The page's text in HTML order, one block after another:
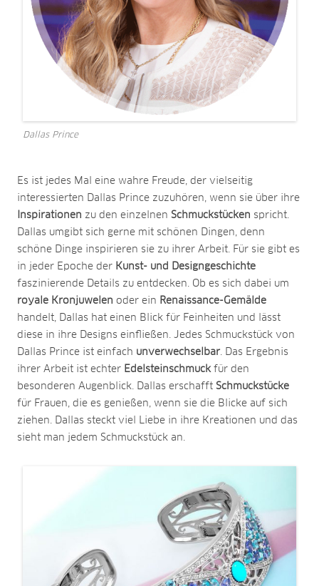
Dallas Prince
Es ist jedes Mal eine wahre Freude, der vielseitig
interessierten Dallas Prince zuzuhören, wenn sie über ihre
Inspirationen zu den einzelnen Schmuckstücken spricht.
Dallas umgibt sich gerne mit schönen Dingen, denn
schöne Dinge inspirieren sie zu ihrer Arbeit. Für sie gibt es
in jeder Epoche der Kunst- und Designgeschichte
faszinierende Details zu entdecken. Ob es sich dabei um
royale Kronjuwelen oder ein Renaissance-Gemälde
handelt, Dallas hat einen Blick für Feinheiten und lässt
diese in ihre Designs einfließen. Jedes Schmuckstück von
Dallas Prince ist einfach unverwechselbar. Das Ergebnis
ihrer Arbeit ist echter Edelsteinschmuckfür den
besonderen Augenblick. Dallas erschafft Schmuckstücke
für Frauen, die es genießen, wenn sie die Blicke auf sich
ziehen. Dallas steckt viel Liebe in ihre Kreationen und das
sieht man jedem Schmuckstück an.